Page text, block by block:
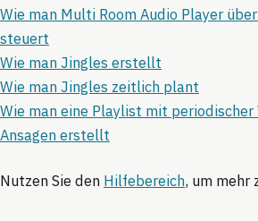
Wie man Multi Room Audio Player
steuert
Wie man Jingles erstellt
Wie man Jingles zeitlich plant
Wie man eine Playlist mit periodischer
Ansagen erstellt
Nutzen Sie den Hilfebereich, um mehr